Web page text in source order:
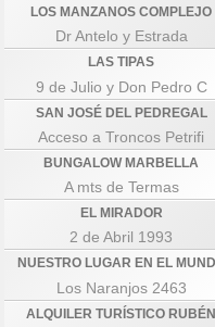
LOS MANZANOS COMPLEJO
Dr Antelo y Estrada
LAS TIPAS
9 de Julio y Don Pedro C
SAN JOSÉ DEL PEDREGAL
Acceso a Troncos Petrifi
BUNGALOW MARBELLA
A mts de Termas
EL MIRADOR
2 de Abril 1993
NUESTRO LUGAR EN EL
Los Naranjos 2463
ALQUILER TURÍSTICO RUBÉN